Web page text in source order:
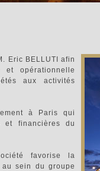
Eric BELLUTI afin
opérationnelle
aux activités
à Paris qui
et financières du
favorise la
sein du groupe